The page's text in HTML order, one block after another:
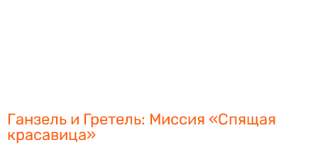
Ганзель и Гретель: Миссия «Спящая
красавица»